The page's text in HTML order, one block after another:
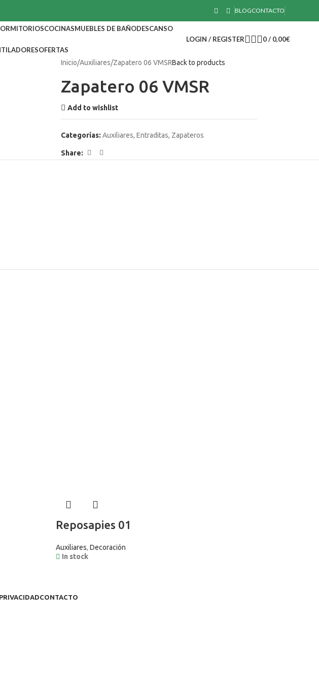
BLOGCONTACTO
COCINASMUEBLES DE BAÑODESCANSO
OFERTAS
LOGIN / REGISTER 0/ 0,00€
Inicio Auxiliares Zapatero 06 VMSRBack to products
Zapatero 06 VMSR
Add to wishlist
Categorías: Auxiliares, Entraditas, Zapateros
Share:
Reposapies 01
Auxiliares, Decoración
In stock
CONTACTO